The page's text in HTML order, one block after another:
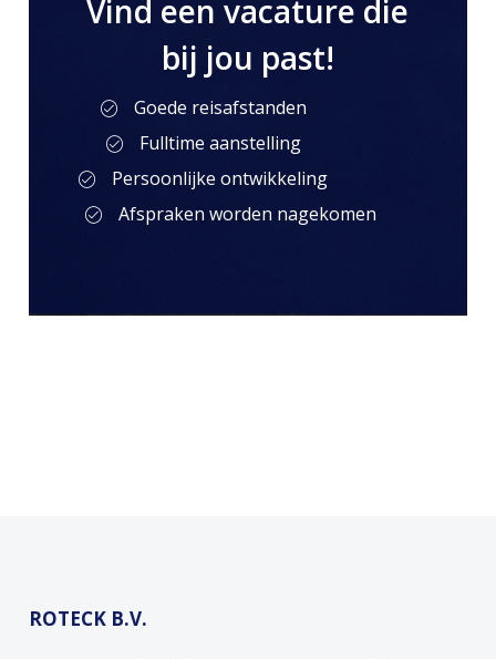
Vind een vacature die
bij jou past!
Goede reisafstanden
Fulltime aanstelling
Persoonlijke ontwikkeling
Afspraken worden nagekomen
ROTECK B.V.